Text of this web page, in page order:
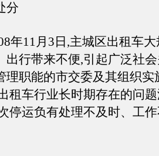
分
11月3日,主城区出租车大
出行带来不便,引起广泛社
理职能的市交委及其组织实
租车行业长时期存在的问
停运负有处理不及时、工